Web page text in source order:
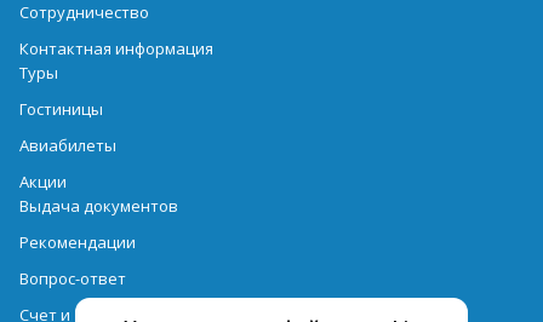
Сотрудничество
Контактная информация
Туры
Гостиницы
Авиабилеты
Акции
Выдача документов
Рекомендации
Вопрос-ответ
Счет и оплата